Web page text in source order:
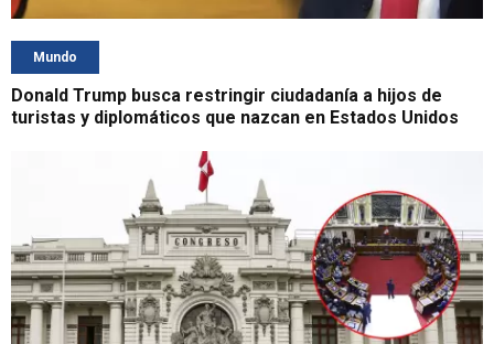
Mundo
Donald Trump busca restringir ciudadanía a hijos de
turistas y diplomáticos que nazcan en Estados Unidos